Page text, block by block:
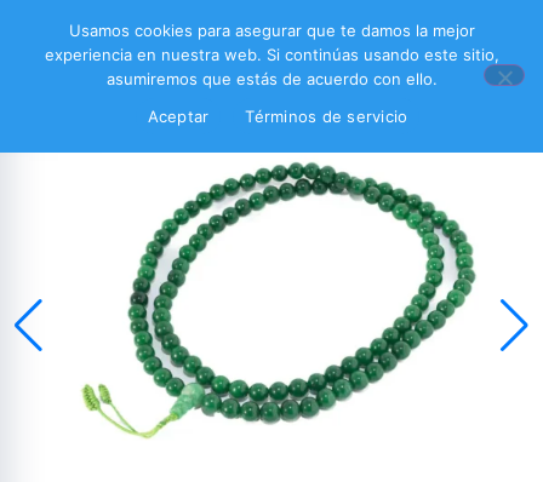
Usamos cookies para asegurar que te damos la mejor
experiencia en nuestra web. Si continúas usando este sitio,
asumiremos que estás de acuerdo con ello.
Aceptar
Términos de servicio